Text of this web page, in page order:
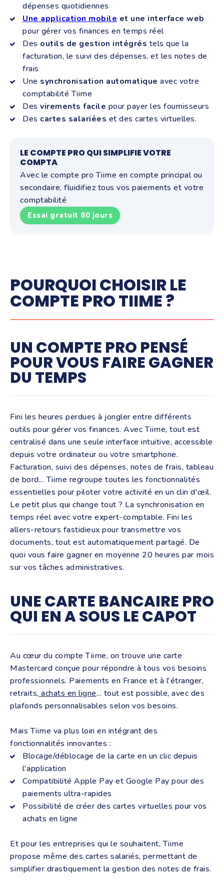
dépenses quotidiennes
Une application mobile et une interface web
pour gérer vos finances en temps réel
Des outils de gestion intégrés tels que la
facturation, le suivi des dépenses, et les notes de
frais
Une synchronisation automatique avec votre
comptabilité Tiime
Des virements facile pour payer les fournisseurs
Des cartes salariées et des cartes virtuelles.
LE COMPTE PRO QUI SIMPLIFIE VOTRE
COMPTA
Avec le compte pro Tiime en compte principal ou
secondaire, fluidifiez tous vos paiements et votre
comptabilité
Essai gratuit 60 jours
POURQUOI CHOISIR LE
COMPTE PRO TIIME ?
UN COMPTE PRO PENSÉ
POUR VOUS FAIRE GAGNER
DU TEMPS
Fini les heures perdues à jongler entre différents
outils pour gérer vos finances. Avec Tiime, tout est
centralisé dans une seule interface intuitive, accessible
depuis votre ordinateur ou votre smartphone.
Facturation, suivi des dépenses, notes de frais, tableau
de bord... Tiime regroupe toutes les fonctionnalités
essentielles pour piloter votre activité en un clin d'œil.
Le petit plus qui change tout ? La synchronisation en
temps réel avec votre expert-comptable. Fini les
allers-retours fastidieux pour transmettre vos
documents, tout est automatiquement partagé. De
quoi vous faire gagner en moyenne 20 heures par mois
sur vos tâches administratives.
UNE CARTE BANCAIRE PRO
QUI EN A SOUS LE CAPOT
Au cœur du compte Tiime, on trouve une carte
Mastercard conçue pour répondre à tous vos besoins
professionnels. Paiements en France et à l'étranger,
retraits, achats en ligne... tout est possible, avec des
plafonds personnalisables selon vos besoins.
Mais Tiime va plus loin en intégrant des
fonctionnalités innovantes :
Blocage/déblocage de la carte en un clic depuis
l'application
Compatibilité Apple Pay et Google Pay pour des
paiements ultra-rapides
Possibilité de créer des cartes virtuelles pour vos
achats en ligne
Et pour les entreprises qui le souhaitent, Tiime
propose même des cartes salariés, permettant de
simplifier drastiquement la gestion des notes de frais.